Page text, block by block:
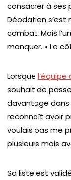
consacrer à ses
Déodatien
combat. Mais
manquer. « Le
Lorsque
souhait de
davantage dans
reconnaît avoir
voulais pas me
plusieurs mois
Sa liste est